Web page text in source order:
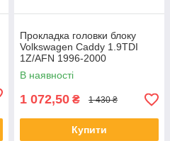
Прокладка головки блоку
Volkswagen Caddy 1.9TDI
1Z/AFN 1996-2000
В наявності
1 072,50 ₴ 1 430 ₴
Купити